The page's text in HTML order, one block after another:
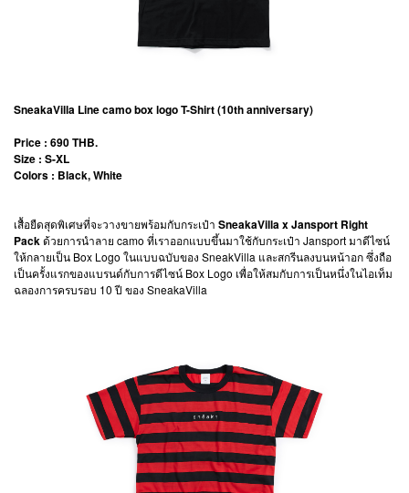
SneakaVilla Line camo box logo T-Shirt (10th anniversary)
Price : 690 THB.
Size : S-XL
Colors : Black, White
เสื้อยืดสุดพิเศษที่จะวางขายพร้อมกับกระเป๋า SneakaVilla x Jansport Right
Packด้วยการนำลาย camo ที่เราออกแบบขึ้นมาใช้กับกระเป๋า Jansport มาดีไซน์
ให้กลายเป็น Box Logo ในแบบฉบับของ SneakVilla และสกรีนลงบนหน้าอก ซึ่งถือ
เป็นครั้งแรกของแบรนด์กับการดีไซน์ Box Logo เพื่อให้สมกับการเป็นหนึ่งในไอเท็ม
ฉลองการครบรอบ 10 ปี ของ SneakaVilla